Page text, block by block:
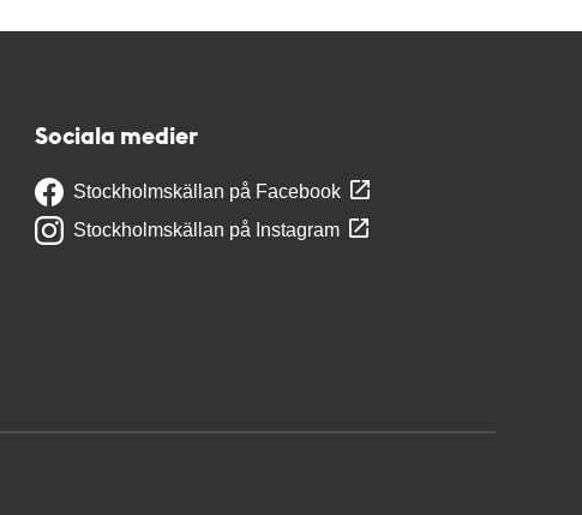
Sociala medier
Stockholmskällan på Facebook
Stockholmskällan på Instagram